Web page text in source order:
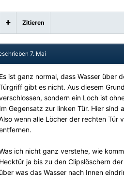
Zitieren
7. Mai
Es ist ganz normal, dass Wasser über
gibt es nicht. Aus diesem
sondern ein Loch ist
Im Gegensatz zur linken Tür. Hier sind
wenn alle Löcher der rechten Tür
ich nicht ganz verstehe, wie
Hecktür ja bis zu den Clipslöschern
über was das Wasser nach Innen